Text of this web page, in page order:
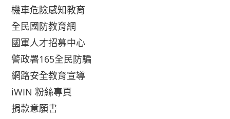
機車危險感知教育
全民國防教育網
國軍人才招募中心
警政署165全民防騙
網路安全教育宣導
iWIN 粉絲專頁
捐款意願書